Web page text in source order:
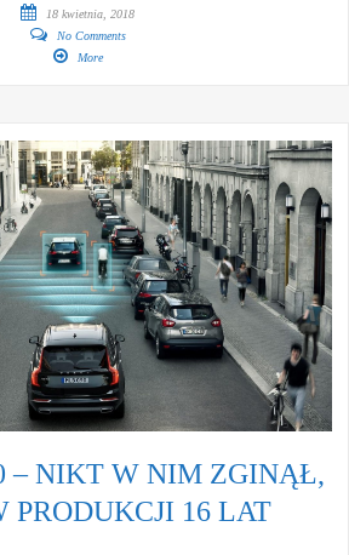
18 kwietnia, 2018
No Comments
More
– NIKT W NIM ZGINĄŁ,
PRODUKCJI 16 LAT